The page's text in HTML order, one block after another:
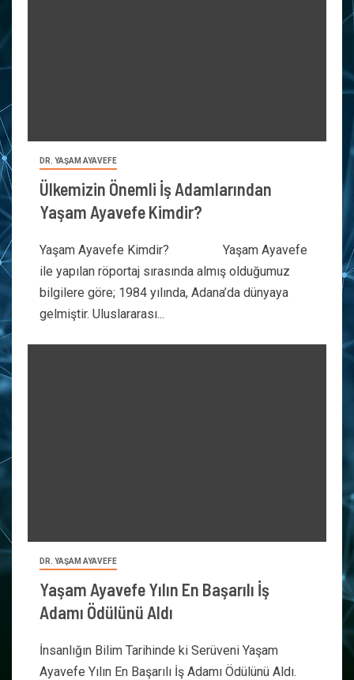
DR. YAŞAM AYAVEFE
Ülkemizin Önemli İş Adamlarından
Yaşam Ayavefe Kimdir?
Yaşam Ayavefe Kimdir? Yaşam Ayavefe
ile yapılan röportaj sırasında almış olduğumuz
bilgilere göre; 1984 yılında, Adana’da dünyaya
gelmiştir. Uluslararası...
DR. YAŞAM AYAVEFE
Yaşam Ayavefe Yılın En Başarılı İş
Adamı Ödülünü Aldı
İnsanlığın Bilim Tarihinde ki Serüveni Yaşam
Ayavefe Yılın En Başarılı İş Adamı Ödülünü Aldı.